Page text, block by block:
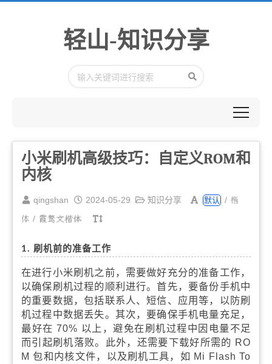
轻山-知识分享
小米刷机高级技巧：自定义ROM和
内核
qingshan 2024-05-29 知识分享 默认 / 楷
体 / 霞鹜文楷体
1. 刷机前的准备工作
在进行小米刷机之前，需要做好充分的准备工作，
以确保刷机过程的顺利进行。首先，要备份手机中
的重要数据，包括联系人、短信、应用等，以防刷
机过程中数据丢失。其次，要确保手机电量充足，
最好在 70% 以上，避免在刷机过程中因电量不足
而引起刷机落败。此外，还需要下载好所需的 RO
M 包和内核文件，以及刷机工具，如 Mi Flash To